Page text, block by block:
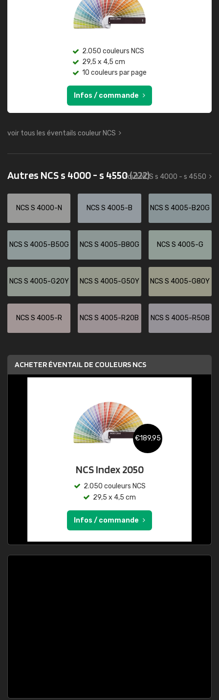
2.050 couleurs NCS
29,5 x 4,5 cm
10 couleurs par page
Infos / commande
voir tous les éventails couleur NCS
Autres NCS s 4000 - s 4550(222)
tout NCS s 4000 - s 4550
NCS S 4000-N NCS S 4005-B NCS S 4005-B20G
NCS S 4005-B50G NCS S 4005-B80G NCS S 4005-G
NCS S 4005-G20Y NCS S 4005-G50Y NCS S 4005-G80Y
NCS S 4005-R NCS S 4005-R20B NCS S 4005-R50B
ACHETER ÉVENTAIL DE COULEURS NCS
€189,95
NCS Index 2050
2.050 couleurs NCS
29,5 x 4,5 cm
Infos / commande